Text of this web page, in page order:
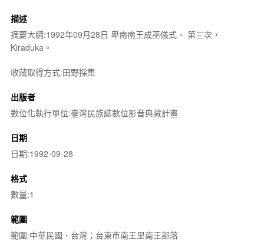
描述
摘要大綱:1992年09月28日 卑南南王成巫儀式。 第三次，
Kiraduka。
收藏取得方式:田野採集
出版者
數位化執行單位:臺灣民族誌數位影音典藏計畫
日期
日期:1992-09-28
格式
數量:1
範圍
範圍:中華民國．台灣；台東市南王里南王部落